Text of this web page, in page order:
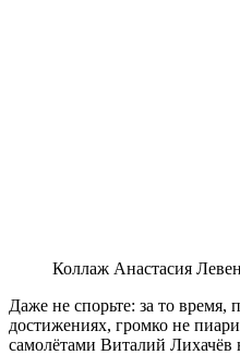
Коллаж Анастасия
Даже не спорьте: за то
достижениях, громко не
самолётами Виталий Лихачёв